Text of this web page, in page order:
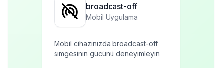
broadcast-off
Mobil Uygulama
Mobil cihazınızda broadcast-off
simgesinin gücünü deneyimleyin